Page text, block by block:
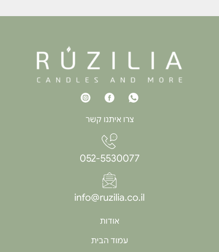
צרו איתנו קשר
052-5530077
info@ruzilia.co.il
אודות
עמוד הבית